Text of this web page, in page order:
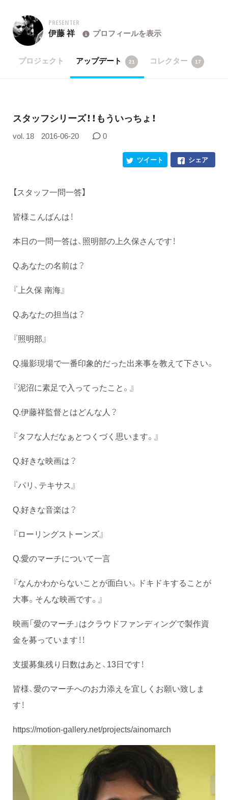
PRESENTER
伊藤 祥 プロフィールを表示
プロジェクト アップデート 21 コレクター 17
スタッフシリーズ！！もういっちょ！
vol. 18 2016-06-20 0
シェア
ツイート
【スタッフ一問一答】
皆様こんばんは！
本日の一問一答は、照明部の上久保さんです！
Q.あなたの名前は？
『上久保 南海』
Q.あなたの担当は？
『照明部』
Q.撮影現場で一番印象的だった出来事を教えて下さい。
『泥沼に素足で入ってったこと。』
Q.伊藤祥監督とはどんな人？
『タフな人だなぁとつくづく思います。』
Q.好きな映画は？
『パリ、テキサス』
Q.好きな音楽は？
『ローリングストーンズ』
Q.愛のマーチについて一言
『なんかわからないことが面白い。ドキドキすることが
大事。そんな映画です。』
映画「愛のマーチ」はクラウドファンディングで製作資
金を募っています！！
支援募集残り日数はあと、13日です！
皆様、愛のマーチへのお力添えを宜しくお願い致しま
す！
https://motion-gallery.net/projects/ainomarch